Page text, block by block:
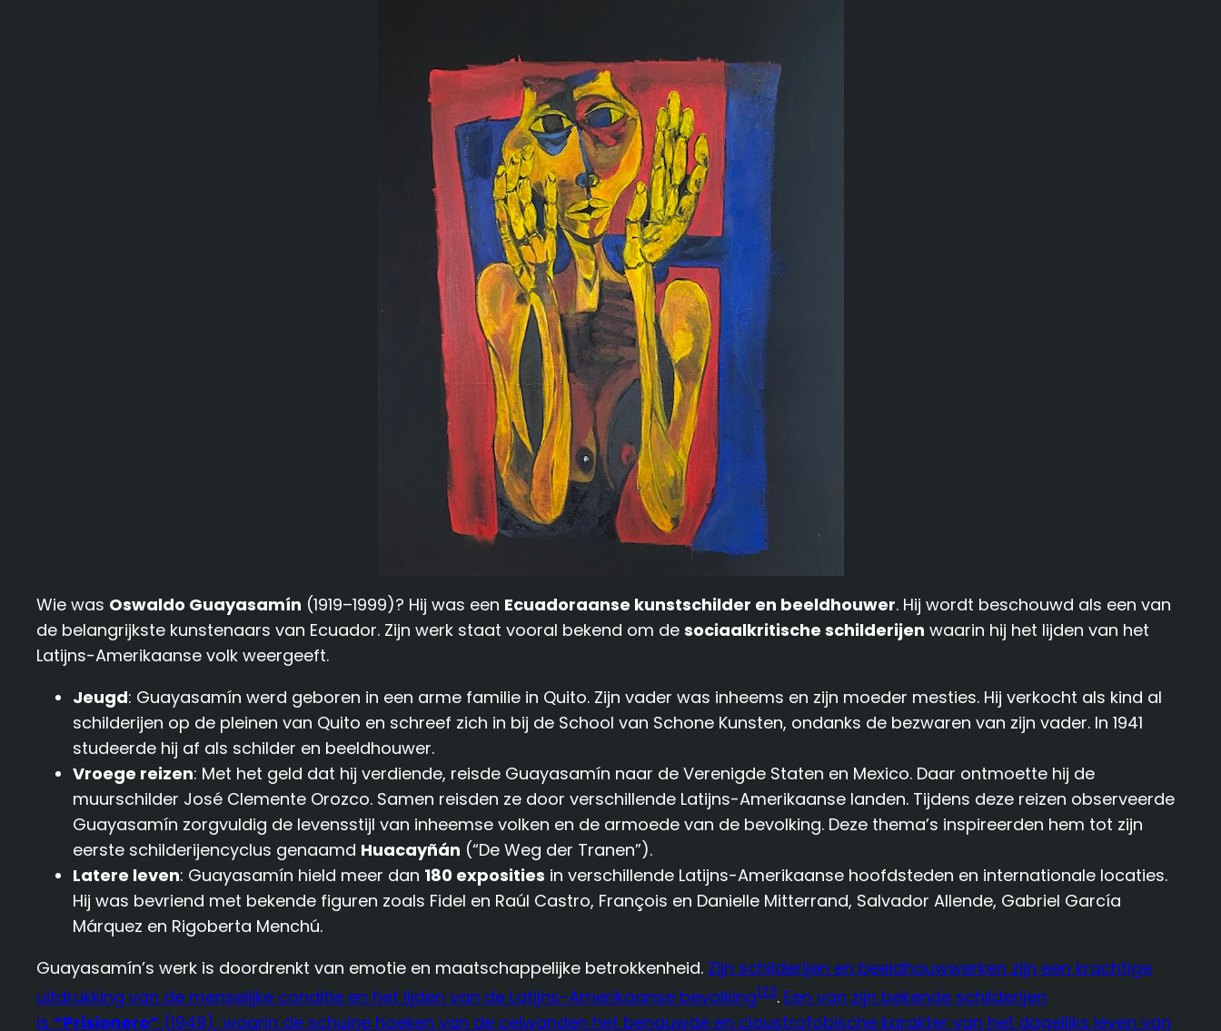
Wie was Oswaldo Guayasamín (1919–1999)? Hij was een Ecuadoraanse kunstschilder en beeldhouwer. Hij wordt beschouwd als een van
de belangrijkste kunstenaars van Ecuador. Zijn werk staat vooral bekend om de sociaalkritische schilderijen waarin hij het lijden van het
Latijns-Amerikaanse volk weergeeft.
Jeugd: Guayasamín werd geboren in een arme familie in Quito. Zijn vader was inheems en zijn moeder mesties. Hij verkocht als kind al
schilderijen op de pleinen van Quito en schreef zich in bij de School van Schone Kunsten, ondanks de bezwaren van zijn vader. In 1941
studeerde hij af als schilder en beeldhouwer.
Vroege reizen: Met het geld dat hij verdiende, reisde Guayasamín naar de Verenigde Staten en Mexico. Daar ontmoette hij de
muurschilder José Clemente Orozco. Samen reisden ze door verschillende Latijns-Amerikaanse landen. Tijdens deze reizen observeerde
Guayasamín zorgvuldig de levensstijl van inheemse volken en de armoede van de bevolking. Deze thema’s inspireerden hem tot zijn
eerste schilderijencyclus genaamd Huacayñán (“De Weg der Tranen”).
Latere leven: Guayasamín hield meer dan 180 exposities in verschillende Latijns-Amerikaanse hoofdsteden en internationale locaties.
Hij was bevriend met bekende figuren zoals Fidel en Raúl Castro, François en Danielle Mitterrand, Salvador Allende, Gabriel García
Márquez en Rigoberta Menchú.
Guayasamín’s werk is doordrenkt van emotie en maatschappelijke betrokkenheid. Zijn schilderijen en beeldhouwwerken zijn een krachtige
uitdrukking van de menselijke conditie en het lijden van de Latijns-Amerikaanse bevolking123. Een van zijn bekende schilderijen
is “Prisionero” (1949), waarin de schuine hoeken van de celwanden het benauwde en claustrofobische karakter van het dagelijks leven van